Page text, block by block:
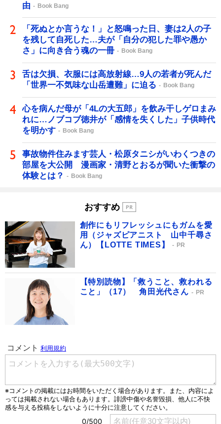
由
Book Bang
「死ぬとか言うな！」と怒鳴った日、妻は2人の子
を残して自死した…夫が「自分の犯した罪や愚か
さ」に向き合う魂の一冊
Book Bang
舌は欠損、衣服には高放射線…9人の若者が死んだ
「世界一不気味な山岳遭難」に迫る
Book Bang
心を病んだ母が「4Lの大五郎」を飲み干しゲロまみ
れに…ノブコブ徳井が「感情を失くした」子供時代
を明かす
Book Bang
事故物件住みます芸人・松原タニシがいわくつきの
部屋を大公開 漫画家・清野とおるが聞いた衝撃の
体験とは？
Book Bang
おすすめ
創作にもリフレッシュにもガムを愛
用（ジャズピアニスト 山中千尋さ
ん）【LOTTE TIMES】
PR
【特別読物】「救うこと、救われる
こと」（17） 角田光代さん
PR